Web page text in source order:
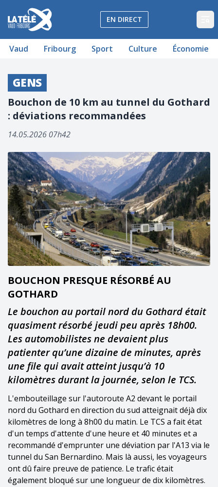
La Télé - Télévision régionale Vaud et Fribourg
EN DIRECT
Vaud Fribourg Sport Culture Économie
GENS
Bouchon de 10 km au tunnel du Gothard
: déviations recommandées
14.05.2026 07h42
BOUCHON PRESQUE RÉSORBÉ AU
GOTHARD
Le bouchon au portail nord du Gothard était
quasiment résorbé jeudi peu après 18h00.
Les automobilistes ne devaient plus
patienter qu’une dizaine de minutes, après
une file qui avait atteint jusqu’à 10
kilomètres durant la journée, selon le TCS.
L'embouteillage sur l'autoroute A2 devant le portail
nord du Gothard en direction du sud atteignait déjà dix
kilomètres de long à 8h00 du matin. Le TCS a fait état
d'un temps d'attente d'une heure et 40 minutes et a
recommandé d'emprunter une déviation par l'A13 via le
tunnel du San Bernardino. Mais là aussi, les voyageurs
ont dû faire preuve de patience. Le trafic était
également bloqué sur une longueur de dix kilomètres.